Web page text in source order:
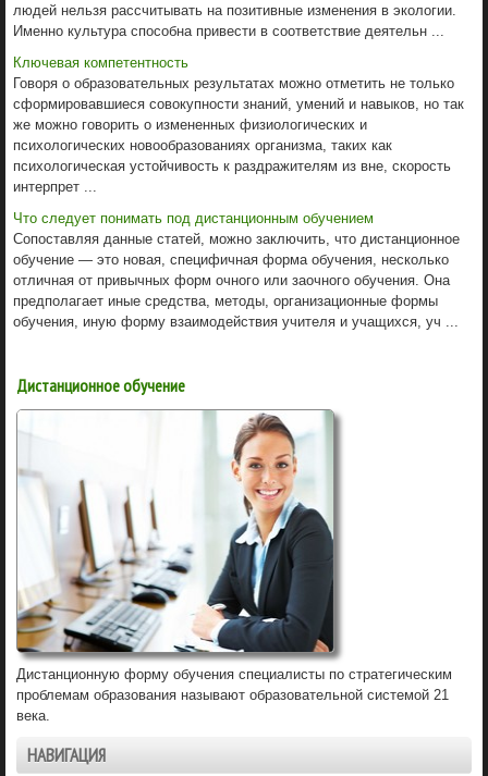
людей нельзя рассчитывать на позитивные изменения в экологии.
Именно культура способна привести в соответствие деятельн ...
Ключевая компетентность
Говоря о образовательных результатах можно отметить не только
сформировавшиеся совокупности знаний, умений и навыков, но так
же можно говорить о измененных физиологических и
психологических новообразованиях организма, таких как
психологическая устойчивость к раздражителям из вне, скорость
интерпрет ...
Что следует по­нимать под дистанционным обучением
Сопоставляя данные статей, можно заключить, что дистанционное
обучение — это новая, специфичная форма обучения, несколько
отличная от привычных форм очного или заочного обучения. Она
предполагает иные средства, методы, организационные формы
обучения, иную форму взаимодействия учителя и учащихся, уч ...
Дистанционное обучение
Дистанционную форму обучения специалисты по стратегическим
проблемам образования называют образовательной системой 21
века.
НАВИГАЦИЯ